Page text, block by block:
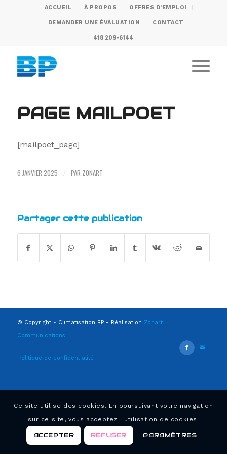
ACCUEIL À PROPOS OFFRES D’EMPLOI
DEMANDER UNE ÉVALUATION CONTACT
418 209-6144
PAGE MAILPOET
[mailpoet_page]
6 JANVIER 2025 / PAR ZONART
Partager cette publication
© Copyright - Climatisation BP - Réalisation Zonart
Communications
Politique de confidentialité
Ce site utilise des cookies. En poursuivant votre navigation
sur ce site, vous acceptez l'utilisation de cookies.
ACCEPTER REFUSER PARAMÈTRES